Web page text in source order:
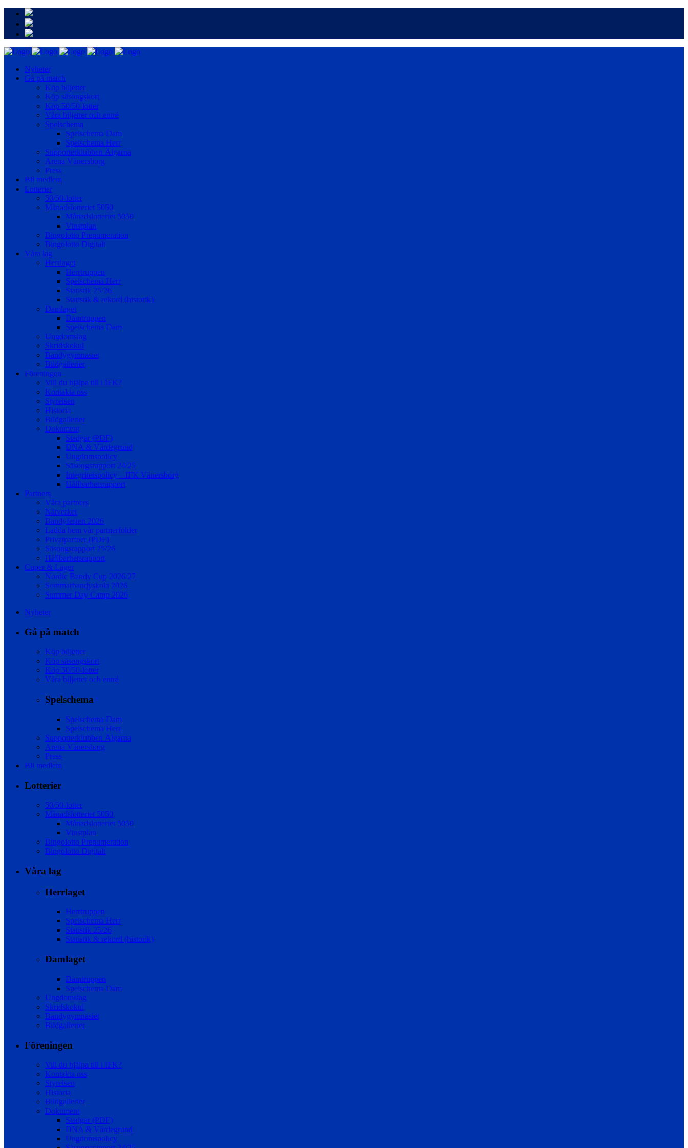
Nyheter
Gå på match
Köp biljetter
Köp säsongskort
Köp 50/50-lotter
Våra biljetter och entré
Spelschema
Spelschema Dam
Spelschema Herr
Supporterklubben Älgarna
Arena Vänersborg
Press
Bli medlem
Lotterier
50/50-lotter
Månadslotteriet 5050
Månadslotteriet 5050
Vinstplan
Bingolotto Prenumeration
Bingolotto Digitalt
Våra lag
Herrlaget
Herrtruppen
Spelschema Herr
Statistik 25/26
Statistik & rekord (historik)
Damlaget
Damtruppen
Spelschema Dam
Ungdomslag
Skridskokul
Bandygymnasiet
Bildgallerier
Föreningen
Vill du hjälpa till i IFK?
Kontakta oss
Styrelsen
Historia
Bildgallerier
Dokument
Stadgar (PDF)
DNA & Värdegrund
Ungdomspolicy
Säsongsrapport 24/25
Integritetspolicy – IFK Vänersborg
Hållbarhetsrapport
Partners
Våra partners
Nätverket
Bandyfesten 2026
Ladda hem vår partnerfolder
Privatpartner (PDF)
Säsongsrapport 25/26
Hållbarhetsrapport
Cuper & Läger
Nordic Bandy Cup 2026/27
Sommarbandyskola 2026
Summer Day Camp 2026
Nyheter
Gå på match
Köp biljetter
Köp säsongskort
Köp 50/50-lotter
Våra biljetter och entré
Spelschema
Spelschema Dam
Spelschema Herr
Supporterklubben Älgarna
Arena Vänersborg
Press
Bli medlem
Lotterier
50/50-lotter
Månadslotteriet 5050
Månadslotteriet 5050
Vinstplan
Bingolotto Prenumeration
Bingolotto Digitalt
Våra lag
Herrlaget
Herrtruppen
Spelschema Herr
Statistik 25/26
Statistik & rekord (historik)
Damlaget
Damtruppen
Spelschema Dam
Ungdomslag
Skridskokul
Bandygymnasiet
Bildgallerier
Föreningen
Vill du hjälpa till i IFK?
Kontakta oss
Styrelsen
Historia
Bildgallerier
Dokument
Stadgar (PDF)
DNA & Värdegrund
Ungdomspolicy